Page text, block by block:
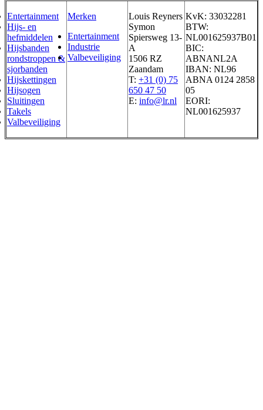
Entertainment
Hijs- en
hefmiddelen
Hijsbanden
rondstroppen &
sjorbanden
Hijskettingen
Hijsogen
Sluitingen
Takels
Valbeveiliging
Merken
Entertainment
Industrie
Valbeveiliging
Louis Reyners
Symon
Spiersweg 13-
A
1506 RZ
Zaandam
T: +31 (0) 75
650 47 50
E: info@lr.nl
KvK: 33032281
BTW:
NL001625937B01
BIC:
ABNANL2A
IBAN: NL96
ABNA 0124 2858
05
EORI:
NL001625937